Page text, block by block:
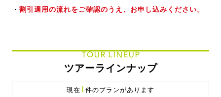
・ 割引適用の流れをご確認のうえ、お申し込みください。
TOUR LINEUP
ツアーラインナップ
現在1件のプランがあります